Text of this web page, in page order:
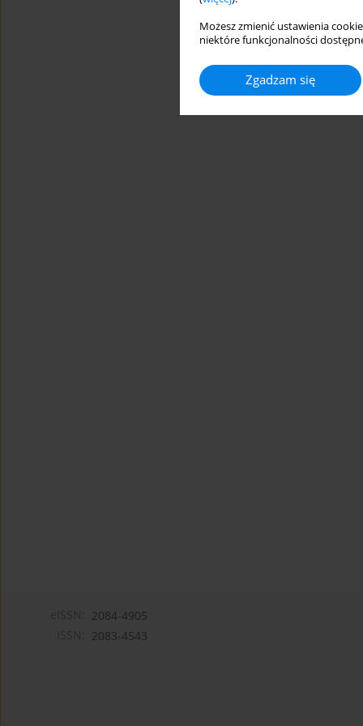
Możesz zmienić ustawienia
niektóre funkcjonalności
Zgadzam się
2084-4905
2083-4543